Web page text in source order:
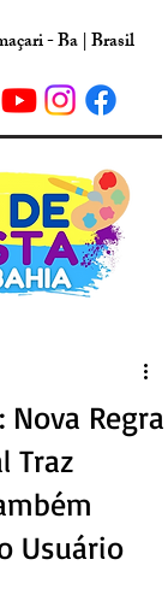
- Ba | Brasil
Nova Regra
Traz
Usuário